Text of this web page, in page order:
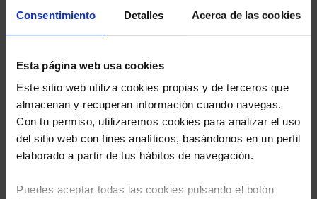
Consentimiento Detalles Acerca de las cookies
Esta página web usa cookies
Este sitio web utiliza cookies propias y de terceros que
almacenan y recuperan información cuando navegas.
Con tu permiso, utilizaremos cookies para analizar el uso
del sitio web con fines analíticos, basándonos en un perfil
elaborado a partir de tus hábitos de navegación.
Puedes aceptar todas las cookies pulsando el botón
Limpias con las que podrá ahorrar en sus costes.